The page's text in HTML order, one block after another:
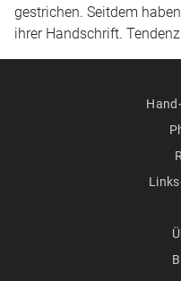
gestrichen. Seitdem
ihrer Handschrift.